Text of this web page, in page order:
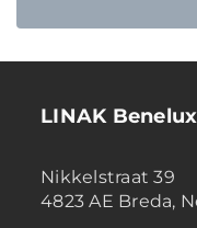
LINAK Benelux
Nikkelstraat 39
4823 AE Breda,